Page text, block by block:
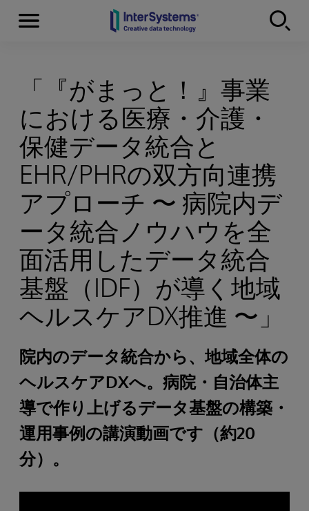
Skip to content
Menu
「『がまっと！』事業
における医療・介護・
保健データ統合と
EHR/PHRの双方向連携
アプローチ 〜 病院内デ
ータ統合ノウハウを全
面活用したデータ統合
基盤（IDF）が導く地域
ヘルスケアDX推進 〜」
院内のデータ統合から、地域全体の
ヘルスケアDXへ。病院・自治体主
導で作り上げるデータ基盤の構築・
運用事例の講演動画です（約20
分）。